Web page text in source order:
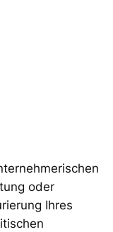
oder
Ihres